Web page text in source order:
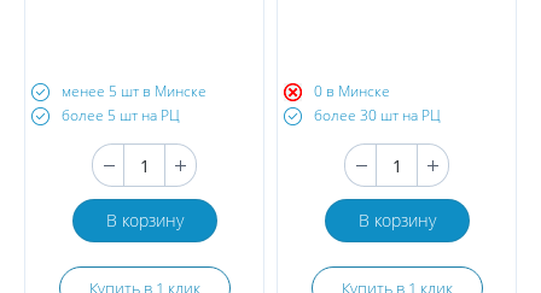
менее 5 шт в Минске
более 5 шт на РЦ
В корзину
Купить в 1 клик
0 в Минске
более 30 шт на РЦ
В корзину
Купить в 1 клик